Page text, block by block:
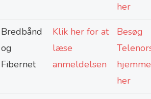
her
Bredbånd
og
Fibernet
Klik her for at
læse
anmeldelsen
Besøg
her